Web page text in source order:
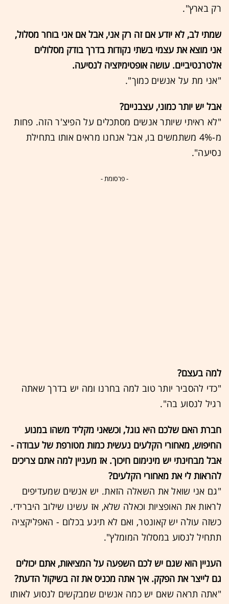
רק בארץ".
שמתי לב, לא יודע אם זה רק אני, אבל אם אני בוחר מסלול,
אני מוצא את עצמי בשתי נקודות בדרך בודק מסלולים
אלטרנטיביים. עושה אופטימיזציה לנסיעה.
"אני מת על אנשים כמוך".
אבל יש יותר כמוני, עצבניים?
"לא ראיתי שיותר אנשים מסתכלים על הפיצ'ר הזה. פחות
מ-4% משתמשים בו, אבל אנחנו מראים אותו בתחילת
נסיעה".
- פרסומת -
למה בעצם?
"כדי להסביר יותר טוב למה בחרנו ומה יש בדרך שאתה
רגיל לנסוע בה".
חברת האם שלכם היא גוגל, וכשאני מקליד משהו במנוע
החיפוש, מאחורי הקלעים נעשית כמות מטורפת של עבודה -
אבל מבחינתי יש מינימום חיכוך. אז מעניין למה אתם צריכים
להראות לי את מאחורי הקלעים?
"גם אני שואל את השאלה הזאת. יש אנשים שמעדיפים
לראות את האופציות וכאלה שלא, אז עשינו שילוב היברידי.
כשזה עולה יש קאונטר, ואם לא תיגע בכלום - האפליקציה
תתחיל לנסוע במסלול המומלץ".
העניין הוא שגם יש לכם השפעה על המציאות, אתם יכולים
גם לייצר את הפקק. איך אתה מכניס את זה בשיקול הדעת?
"אתה תראה שאם יש כמה אנשים שמבקשים לנסוע לאותו